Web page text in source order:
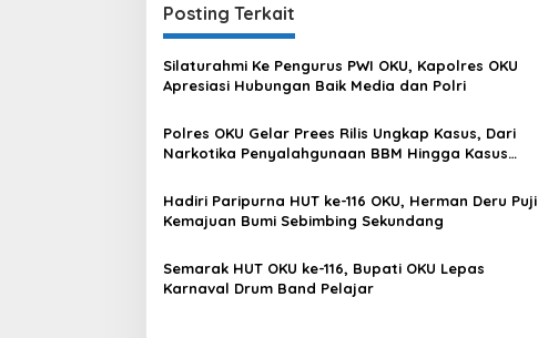
Posting Terkait
Silaturahmi Ke Pengurus PWI OKU, Kapolres OKU
Apresiasi Hubungan Baik Media dan Polri
Polres OKU Gelar Prees Rilis Ungkap Kasus, Dari
Narkotika Penyalahgunaan BBM Hingga Kasus
Hadiri Paripurna HUT ke-116 OKU, Herman Deru Puji
Kemajuan Bumi Sebimbing Sekundang
Semarak HUT OKU ke-116, Bupati OKU Lepas
Karnaval Drum Band Pelajar